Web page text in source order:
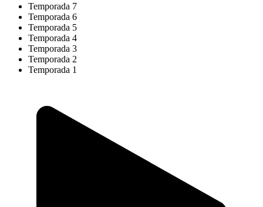
Temporada 7
Temporada 6
Temporada 5
Temporada 4
Temporada 3
Temporada 2
Temporada 1